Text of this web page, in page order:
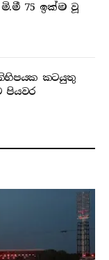
75 ඉක්ම වූ
කටයුතු
පියවර